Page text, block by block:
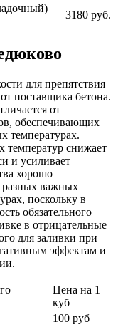
3180 руб.
для препятствия
поставщика бетона.
от
обеспечивающих
температурах.
температур снижает
и усиливает
хорошо
разных важных
поскольку в
обязательного
в отрицательные
для заливки при
эффектам и
Цена на 1
куб
100 руб